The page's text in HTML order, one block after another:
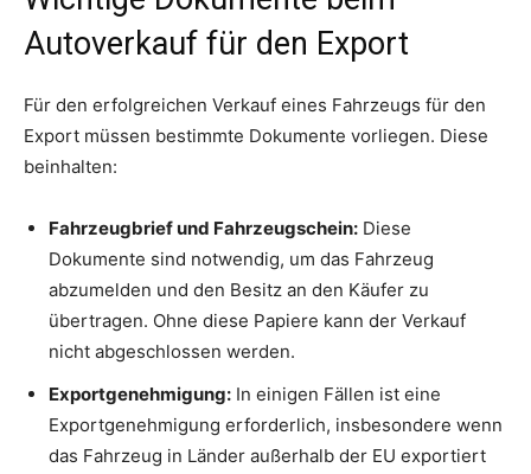
Autoverkauf für den Export
Für den erfolgreichen Verkauf eines Fahrzeugs für den
Export müssen bestimmte Dokumente vorliegen. Diese
beinhalten:
Fahrzeugbrief und Fahrzeugschein: Diese
Dokumente sind notwendig, um das Fahrzeug
abzumelden und den Besitz an den Käufer zu
übertragen. Ohne diese Papiere kann der Verkauf
nicht abgeschlossen werden.
Exportgenehmigung: In einigen Fällen ist eine
Exportgenehmigung erforderlich, insbesondere wenn
das Fahrzeug in Länder außerhalb der EU exportiert